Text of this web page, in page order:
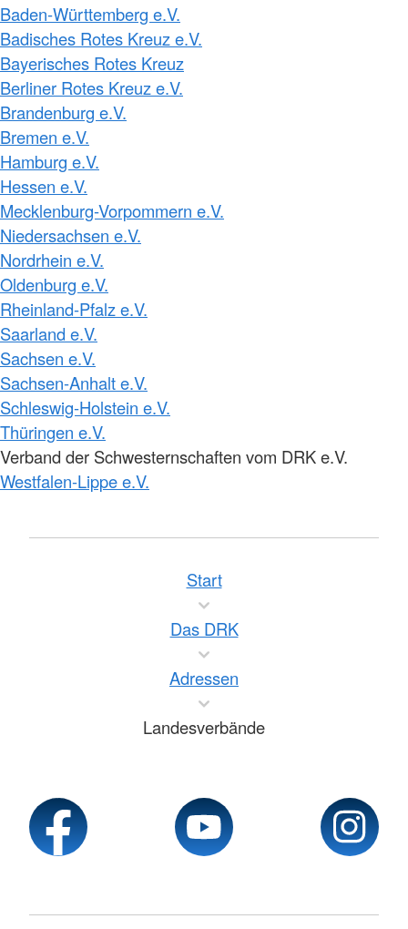
Baden-Württemberg e.V.
Badisches Rotes Kreuz e.V.
Bayerisches Rotes Kreuz
Berliner Rotes Kreuz e.V.
Brandenburg e.V.
Bremen e.V.
Hamburg e.V.
Hessen e.V.
Mecklenburg-Vorpommern e.V.
Niedersachsen e.V.
Nordrhein e.V.
Oldenburg e.V.
Rheinland-Pfalz e.V.
Saarland e.V.
Sachsen e.V.
Sachsen-Anhalt e.V.
Schleswig-Holstein e.V.
Thüringen e.V.
Verband der Schwesternschaften vom DRK e.V.
Westfalen-Lippe e.V.
Start
Das DRK
Adressen
Landesverbände